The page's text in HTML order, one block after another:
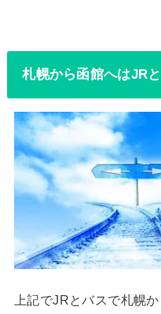
札幌から函館へはJR
上記でJRとバスで札幌